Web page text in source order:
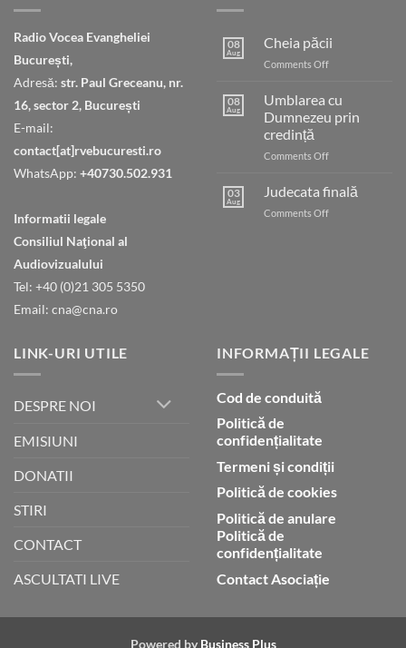
Radio Vocea Evangheliei
București,
Adresă: str. Paul Greceanu, nr.
16, sector 2, București
E-mail:
contact[at]rvebucuresti.ro
WhatsApp: +40730.502.931
Informatii legale
Consiliul Naţional al
Audiovizualului
Tel: +40 (0)21 305 5350
Email: cna@cna.ro
08
Aug
Cheia păcii
Comments Offon
08
Aug
Umblarea cu
Dumnezeu prin
credință
Comments Offon
cu
03
Aug
Judecata finală
Comments Offon
LINK-URI UTILE
DESPRE NOI
EMISIUNI
DONATII
STIRI
CONTACT
ASCULTATI LIVE
INFORMAȚII LEGALE
Cod de conduită
Politică de
confidențialitate
Termeni și condiții
Politică de cookies
Politică de anulare
Politică de
confidențialitate
Contact Asociație
Powered by Business Plus